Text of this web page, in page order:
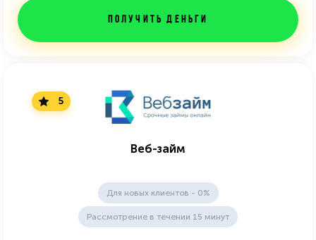
Получить деньги
5
Веб-займ
Для новых клиентов - 0%
Рассмотрение в течении 15 минут